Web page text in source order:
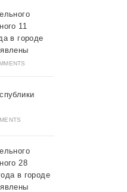
11
в городе
28
в городе